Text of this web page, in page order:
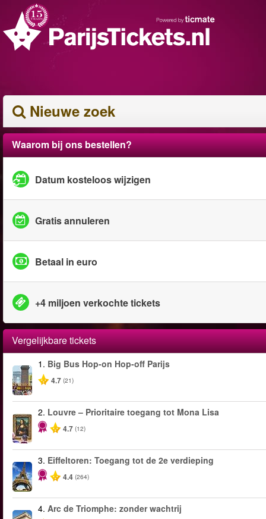
Nieuwe zoek
Waarom bij ons bestellen?
Datum kosteloos wijzigen
Gratis annuleren
Betaal in euro
+4 miljoen verkochte tickets
Vergelijkbare tickets
1. Big Bus Hop-on Hop-off Parijs
4.7 (21)
2. Louvre – Prioritaire toegang tot Mona Lisa
4.7 (12)
3. Eiffeltoren: Toegang tot de 2e verdieping
4.4 (264)
4. Arc de Triomphe: zonder wachtrij